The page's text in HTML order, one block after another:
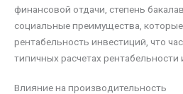
финансовой отдачи, степень
социальные преимущества,
рентабельность инвестиций, что
типичных расчетах рентабельности
Влияние на производительность